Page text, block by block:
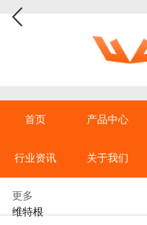
首页 产品中心
行业资讯 关于我们
更多
维特根